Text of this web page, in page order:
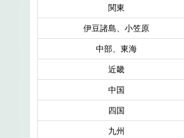
関東
伊豆諸島、小笠原
中部、東海
近畿
中国
四国
九州